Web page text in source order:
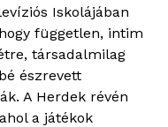
Iskolájában
független, intim
társadalmilag
észrevett
A Herdek révén
a játékok